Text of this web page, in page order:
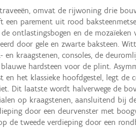
omvat de rijwoning drie
een parement uit rood
ontlastingsbogen en de mozaïeken
door gele en zwarte baksteen.
en kraagstenen, consoles, de
hardsteen voor de plint.
en het klassieke hoofdgestel, legt de
Dit laatste wordt halverwege de
op kraagstenen, aansluitend bij
door een deurvenster met
de tweede verdieping door een